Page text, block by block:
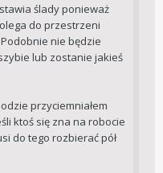
ślady ponieważ
do przestrzeni
nie będzie
lub zostanie jakieś
przyciemniałem
ktoś się zna na robocie
do tego rozbierać pół